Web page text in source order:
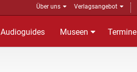
Über uns Verlagsangebot
Audioguides Museen Termine